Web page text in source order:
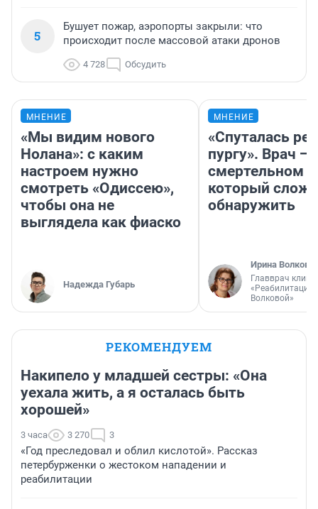
5
Бушует пожар, аэропорты закрыли: что
происходит после массовой атаки дронов
4 728 Обсудить
МНЕНИЕ
«Мы видим нового
Нолана»: с каким
настроем нужно
смотреть «Одиссею»,
чтобы она не
выглядела как фиаско
Надежда Губарь
МНЕНИЕ
«Спуталась
пургу». Врач —
смертельном
который
обнаружить
Ирина Волкова
Главврач
«Реабилитация
Волковой»
РЕКОМЕНДУЕМ
Накипело у младшей сестры: «Она
уехала жить, а я осталась быть
хорошей»
3 часа 3 270 3
«Год преследовал и облил кислотой». Рассказ
петербурженки о жестоком нападении и
реабилитации